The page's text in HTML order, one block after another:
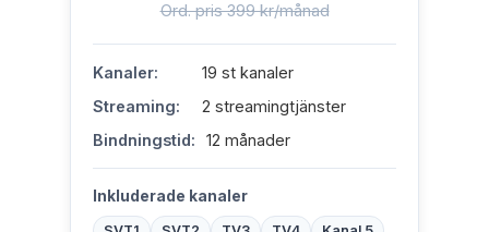
Ord. pris 399 kr/månad
Kanaler:
19 st kanaler
Streaming:
2 streamingtjänster
Bindningstid:
12 månader
Inkluderade kanaler